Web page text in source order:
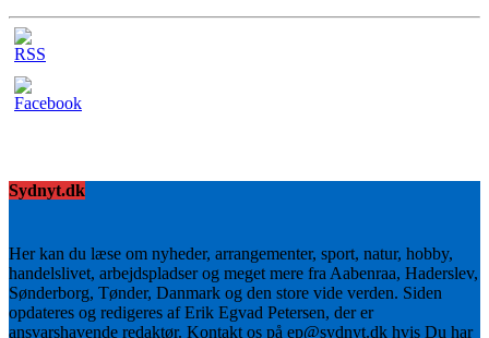
Sydnyt.dk
Her kan du læse om nyheder, arrangementer, sport, natur, hobby,
handelslivet, arbejdspladser og meget mere fra Aabenraa, Haderslev,
Sønderborg, Tønder, Danmark og den store vide verden. Siden
opdateres og redigeres af Erik Egvad Petersen, der er
ansvarshavende redaktør. Kontakt os på ep@sydnyt.dk hvis Du har